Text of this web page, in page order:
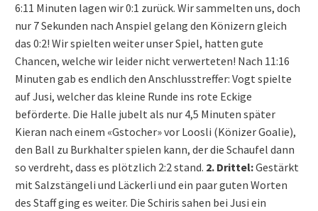
6:11 Minuten lagen wir 0:1 zurück. Wir sammelten uns, doch
nur 7 Sekunden nach Anspiel gelang den Könizern gleich
das 0:2! Wir spielten weiter unser Spiel, hatten gute
Chancen, welche wir leider nicht verwerteten! Nach 11:16
Minuten gab es endlich den Anschlusstreffer: Vogt spielte
auf Jusi, welcher das kleine Runde ins rote Eckige
beförderte. Die Halle jubelt als nur 4,5 Minuten später
Kieran nach einem «Gstocher» vor Loosli (Könizer Goalie),
den Ball zu Burkhalter spielen kann, der die Schaufel dann
so verdreht, dass es plötzlich 2:2 stand. 2. Drittel:Gestärkt
mit Salzstängeli und Läckerli und ein paar guten Worten
des Staff ging es weiter. Die Schiris sahen bei Jusi ein